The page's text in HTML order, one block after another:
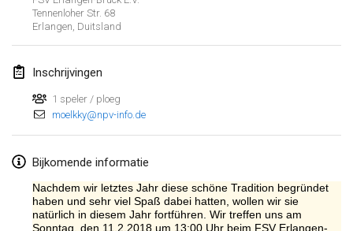
Tennenloher Str. 68
Erlangen Duitsland
Inschrijvingen
1 speler / ploeg
moelkky@npv-info.de
Bijkomende informatie
Nachdem wir letztes Jahr diese schöne Tradition begründet
haben und sehr viel Spaß dabei hatten, wollen wir sie
natürlich in diesem Jahr fortführen. Wir treffen uns am
Sonntag, den 11.2.2018 um 13:00 Uhr beim FSV Erlangen-
Lumi Mölkky
Tournoi de la St Valentin
10 feb. 2018|Frankrijk
Faschings-Mölkky
11 feb. 2018 Duitsland
Rakovnické mölkkování
24 feb. 2018|Tsjechië